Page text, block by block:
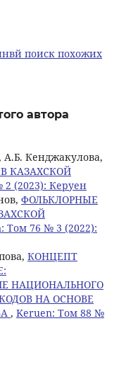
поиск похожих
автора
Кенджакулова,
КАЗАХСКОЙ
(2023): Керуен
ФОЛЬКЛОРНЫЕ
Том 76 № 3 (2022):
КОНЦЕПТ
НАЦИОНАЛЬНОГО
НА ОСНОВЕ
, Keruen: Том 88 №